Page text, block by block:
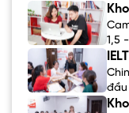
1,5
đầu